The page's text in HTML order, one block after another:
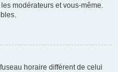
modérateurs et vous-même.
horaire différent de celui